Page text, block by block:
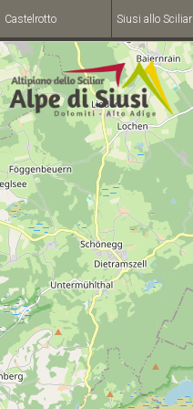
Castelrotto Siusi allo Sciliar